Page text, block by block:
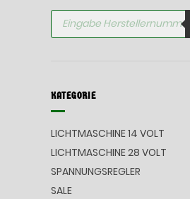
Products
search
KATEGORIE
LICHTMASCHINE 14 VOLT
LICHTMASCHINE 28 VOLT
SPANNUNGSREGLER
SALE